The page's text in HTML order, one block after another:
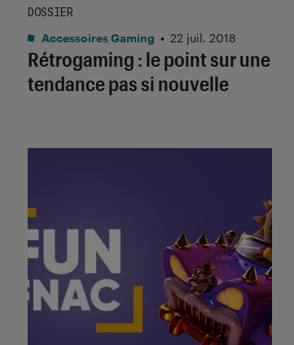
Rétrogaming : le point sur une
tendance pas si nouvelle
DOSSIER
Accessoires Gaming • 22 juil. 2018